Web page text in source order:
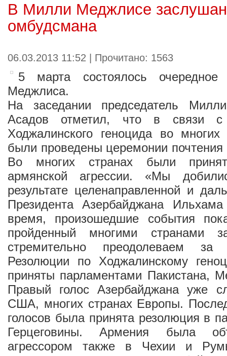
В Милли Меджлисе заслушан
омбудсмана
06.03.2013 11:52 | Прочитано: 1563
5 марта состоялось
Меджлиса.
На заседании председатель
Асадов отметил, что в связи с
Ходжалинского геноцида во многих
были проведены церемонии
Во многих странах были
армянской агрессии. «Мы
результате целенаправленной и
Президента Азербайджана
время, произошедшие события
пройденный многими
стремительно преодолеваем за
Резолюции по Ходжалинскому
приняты парламентами Пакистана,
Правый голос Азербайджана уже
США, многих странах Европы.
голосов была принята резолюция в
Герцеговины. Армения была
агрессором также в Чехии и